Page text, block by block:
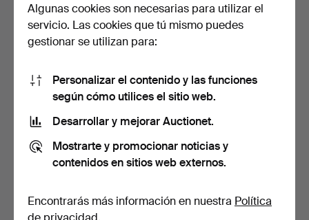
PARAGÜERO/PORTABAST
ONES, hierro fundido, s…
6 días
159 USD
ESTANTERÍA GIRATORIA,
roble, principios de…
275 USD
Algunas cookies son necesarias para utilizar el
servicio. Las cookies que tú mismo puedes
gestionar se utilizan para:
Personalizar el contenido y las funciones
según cómo utilices el sitio web.
Desarrollar y mejorar Auctionet.
Mostrarte y promocionar noticias y
contenidos en sitios web externos.
Encontrarás más información en nuestra Política